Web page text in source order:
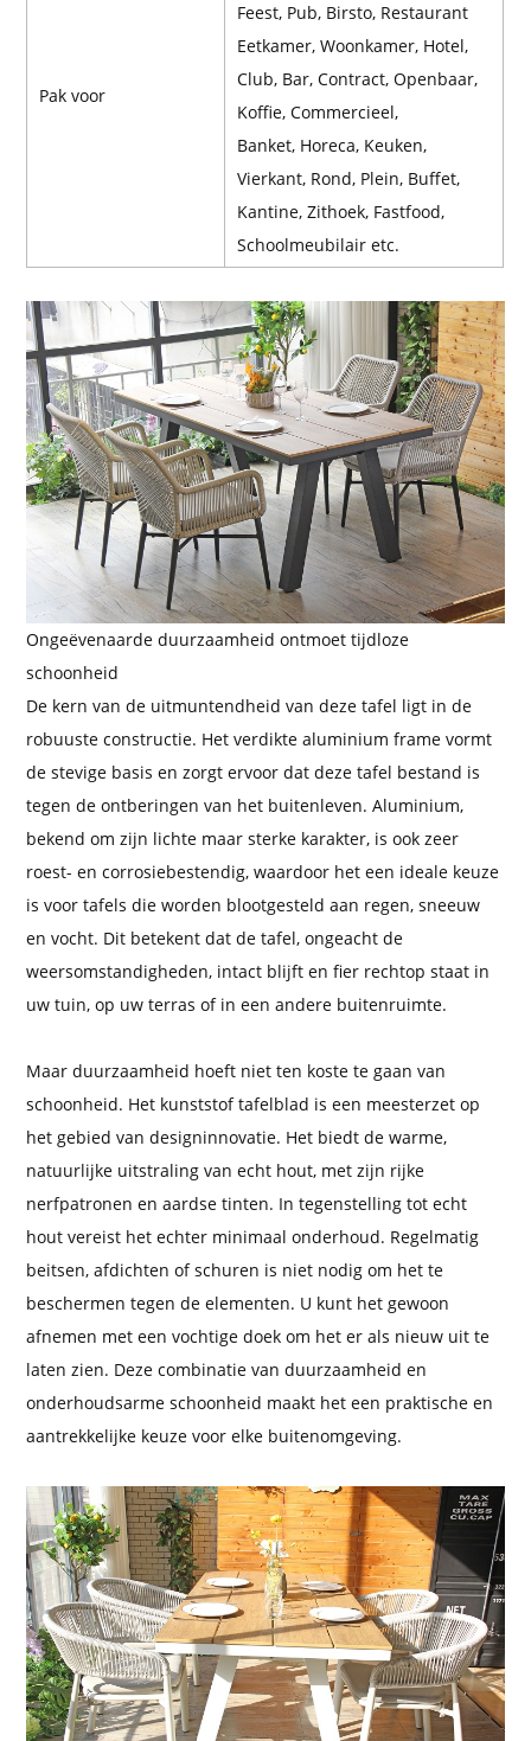
Pak voor
Feest, Pub, Birsto, Restaurant
Eetkamer, Woonkamer, Hotel,
Club, Bar, Contract, Openbaar,
Koffie, Commercieel,
Banket, Horeca, Keuken,
Vierkant, Rond, Plein, Buffet,
Kantine, Zithoek, Fastfood,
Schoolmeubilair etc.
Ongeëvenaarde duurzaamheid ontmoet tijdloze
schoonheid
De kern van de uitmuntendheid van deze tafel ligt in de
robuuste constructie. Het verdikte aluminium frame vormt
de stevige basis en zorgt ervoor dat deze tafel bestand is
tegen de ontberingen van het buitenleven. Aluminium,
bekend om zijn lichte maar sterke karakter, is ook zeer
roest- en corrosiebestendig, waardoor het een ideale keuze
is voor tafels die worden blootgesteld aan regen, sneeuw
en vocht. Dit betekent dat de tafel, ongeacht de
weersomstandigheden, intact blijft en fier rechtop staat in
uw tuin, op uw terras of in een andere buitenruimte.
Maar duurzaamheid hoeft niet ten koste te gaan van
schoonheid. Het kunststof tafelblad is een meesterzet op
het gebied van designinnovatie. Het biedt de warme,
natuurlijke uitstraling van echt hout, met zijn rijke
nerfpatronen en aardse tinten. In tegenstelling tot echt
hout vereist het echter minimaal onderhoud. Regelmatig
beitsen, afdichten of schuren is niet nodig om het te
beschermen tegen de elementen. U kunt het gewoon
afnemen met een vochtige doek om het er als nieuw uit te
laten zien. Deze combinatie van duurzaamheid en
onderhoudsarme schoonheid maakt het een praktische en
aantrekkelijke keuze voor elke buitenomgeving.